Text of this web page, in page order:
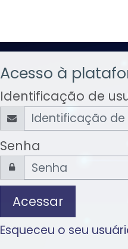
Acesso à
Identificação de
Senha
Acessar
Esqueceu o seu